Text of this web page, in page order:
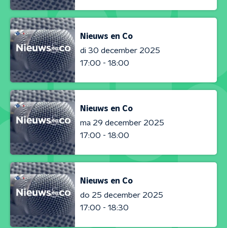
Nieuws en Co
di 30 december 2025
17:00 - 18:00
Nieuws en Co
ma 29 december 2025
17:00 - 18:00
Nieuws en Co
do 25 december 2025
17:00 - 18:30